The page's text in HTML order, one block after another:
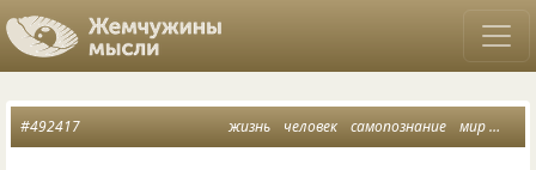
жизнь человек самопознание мир
#492417